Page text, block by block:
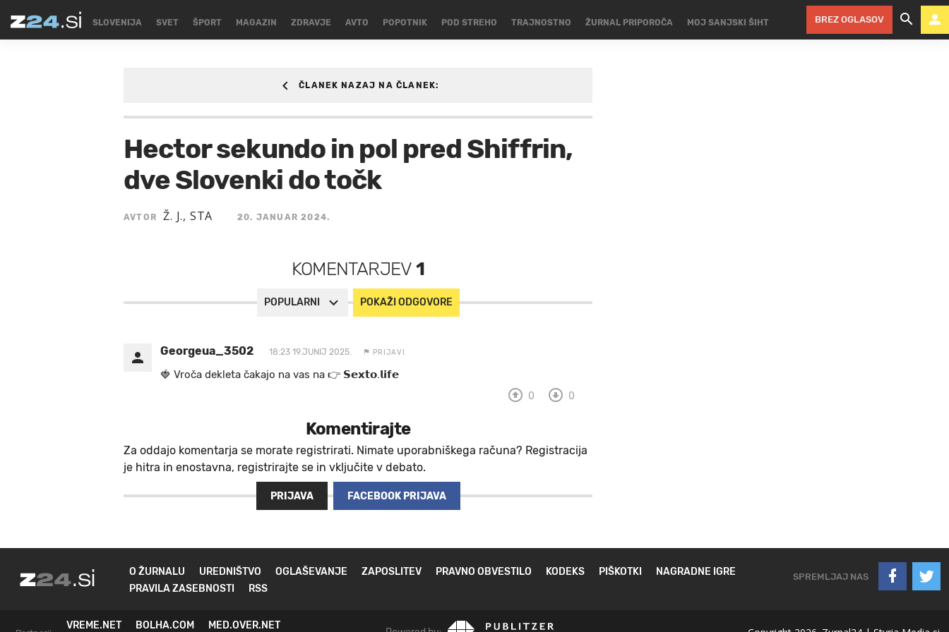
SLOVENIJA SVET ŠPORT MAGAZIN ZDRAVJE AVTO POPOTNIK POD STREHO TRAJNOSTNO ŽURNAL PRIPOROČA MOJ SANJSKI ŠIHT BREZ OGLASOV
/SPORT/ZIMSKI-SPORTI
Hector sekundo in pol pred Shiffrin,
dve Slovenki do točk
AVTOR Ž. J., STA 20. JANUAR 2024.
ČLANEK NAZAJ NA ČLANEK:
KOMENTARJEV1
POPULARNI POKAŽI ODGOVORE
Georgeua_3502 18:23 19.JUNIJ 2025. PRIJAVI
🍓 V r o č a d e k l e t a ča k a jo na va s n a 👉 𝗦𝗲𝘅𝘁𝗼.𝗹𝗶𝗳𝗲
0 0
Komentirajte
Za oddajo komentarja se morate registrirati. Nimate uporabniškega računa? Registracija
je hitra in enostavna, registrirajte se in vključite v debato.
PRIJAVA FACEBOOK PRIJAVA
O ŽURNALU UREDNIŠTVO OGLAŠEVANJE ZAPOSLITEV PRAVNO OBVESTILO KODEKS PIŠKOTKI
NAGRADNE IGRE
PRAVILA ZASEBNOSTI
RSS
SPREMLJAJ NAS
VREME.NET BOLHA.COM MED.OVER.NET